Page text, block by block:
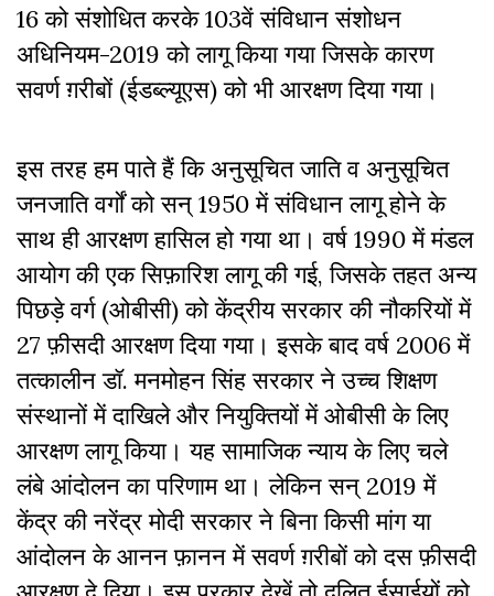
16 को संशोधित करके 103वें संविधान संशोधन
अधिनियम-2019 को लागू किया गया जिसके कारण
सवर्ण ग़रीबों (ईडब्ल्यूएस) को भी आरक्षण दिया गया।
इस तरह हम पाते हैं कि अनुसूचित जाति व अनुसूचित
जनजाति वर्गों को सन् 1950 में संविधान लागू होने के
साथ ही आरक्षण हासिल हो गया था। वर्ष 1990 में मंडल
आयोग की एक सिफ़ारिश लागू की गई, जिसके तहत अन्य
पिछड़े वर्ग (ओबीसी) को केंद्रीय सरकार की नौकरियों में
27 फ़ीसदी आरक्षण दिया गया। इसके बाद वर्ष 2006 में
तत्कालीन डॉ. मनमोहन सिंह सरकार ने उच्च शिक्षण
संस्थानों में दाखिले और नियुक्तियों में ओबीसी के लिए
आरक्षण लागू किया। यह सामाजिक न्याय के लिए चले
लंबे आंदोलन का परिणाम था। लेकिन सन् 2019 में
केंद्र की नरेंद्र मोदी सरकार ने बिना किसी मांग या
आंदोलन के आनन फ़ानन में सवर्ण ग़रीबों को दस फ़ीसदी